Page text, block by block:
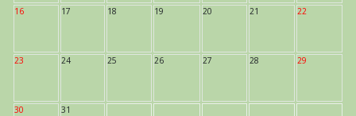
16 17 18 19 20 21 22
23 24 25 26 27 28 29
30 31